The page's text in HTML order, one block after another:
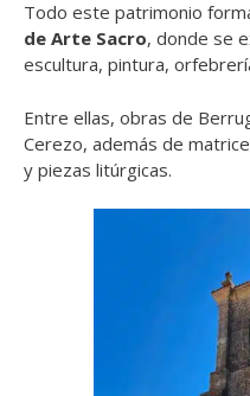
Todo este patrimonio
de Arte Sacro, donde se
escultura, pintura,
Entre ellas, obras de
Cerezo, además de
y piezas litúrgicas.